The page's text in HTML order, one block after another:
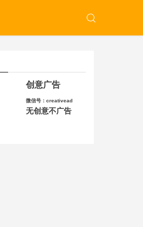
创意广告
微信号：creativead
无创意不广告